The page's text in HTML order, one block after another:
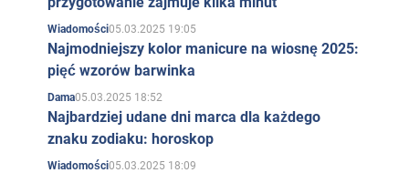
Wiadomości05.03.2025 19:05
Najmodniejszy kolor manicure na wiosnę 2025:
pięć wzorów barwinka
Dama05.03.2025 18:52
Najbardziej udane dni marca dla każdego
znaku zodiaku: horoskop
Wiadomości05.03.2025 18:09